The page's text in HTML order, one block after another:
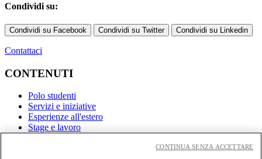
Condividi su:
Condividi su Facebook Condividi su Twitter Condividi su Linkedin
Contattaci
CONTENUTI
Polo studenti
Servizi e iniziative
Esperienze all'estero
Stage e lavoro
CONTINUA SENZA ACCETTARE